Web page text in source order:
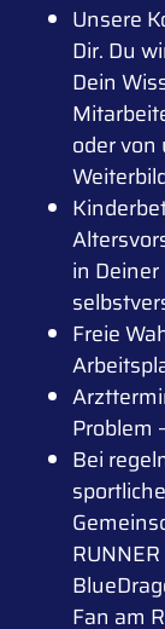
Unsere
Dir. Du
Dein
oder
in
Freie
Problem
Bei
Fan am